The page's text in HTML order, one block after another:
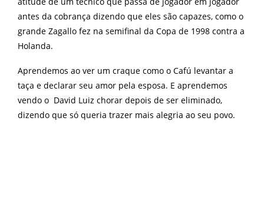
antes da cobrança dizendo que eles são capazes, como o
grande Zagallo fez na semifinal da Copa de 1998 contra a
Holanda.
Aprendemos ao ver um craque como o Cafú levantar a
taça e declarar seu amor pela esposa. E aprendemos
vendo o David Luiz chorar depois de ser eliminado,
dizendo que só queria trazer mais alegria ao seu povo.